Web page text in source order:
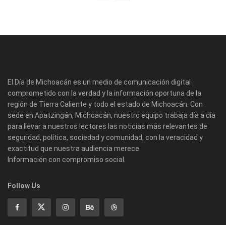
El Día de Michoacán es un medio de comunicación digital
comprometido con la verdad y la información oportuna de la
región de Tierra Caliente y todo el estado de Michoacán. Con
sede en Apatzingán, Michoacán, nuestro equipo trabaja día a día
para llevar a nuestros lectores las noticias más relevantes de
seguridad, política, sociedad y comunidad, con la veracidad y
exactitud que nuestra audiencia merece.
Información con compromiso social.
Follow Us